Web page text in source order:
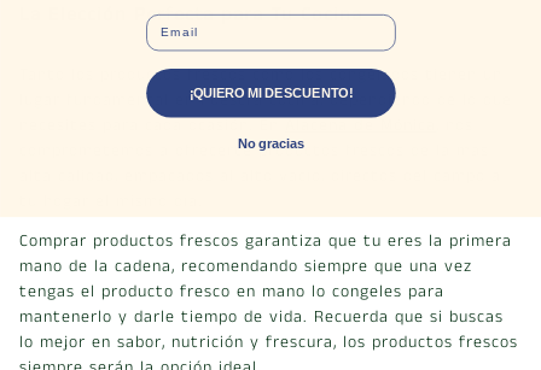
La Elección Perfecta para Tu Cocina
Tanto los productos frescos como los congelados tienen un
lugar fundamental en nuestra cocina, dependiendo de lo que
necesites para cada ocasión. EnAlacena de Mónica
comprometemos a ofrecerte productos frescos de la más
Comprar productos frescos garantiza que tu eres la primera
mano de la cadena, recomendando siempre que una vez
tengas el producto fresco en mano lo congeles para
mantenerlo y darle tiempo de vida. Recuerda que si buscas
lo mejor en sabor, nutrición y frescura, los productos frescos
EMAIL
¡QUIERO MI DESCUENTO!
No gracias